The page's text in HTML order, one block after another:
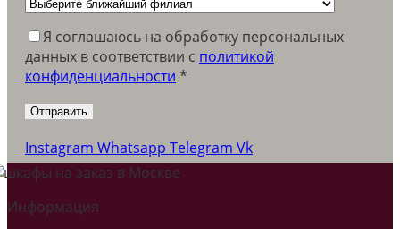
Я соглашаюсь на обработку персональных
данных в соответствии c политикой
конфиденциальности *
Instagram Whatsapp Telegram Vk
Информация